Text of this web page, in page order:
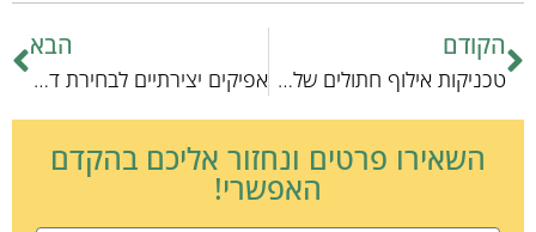
הקודם
טכניקות אילוף חתולים שלא הכרתם: עצות מנהיגות מקצועיות
הבא
אפיקים יצירתיים לבחירת דגים בריאים: מדריך מקצועי
השאירו פרטים ונחזור אליכם בהקדם
האפשרי!